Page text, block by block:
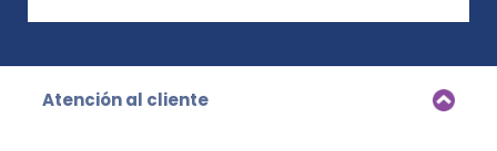
Atención al cliente